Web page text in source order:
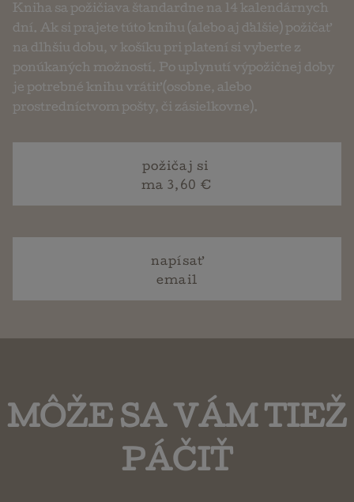
Kniha sa požičiava štandardne na 14 kalendárnych
dní. Ak si prajete túto knihu (alebo aj ďalšie) požičať
na dlhšiu dobu, v košíku pri platení si vyberte z
ponúkaných možností. Po uplynutí výpožičnej doby
je potrebné knihu vrátiť (osobne, alebo
prostredníctvom pošty, či zásielkovne).
požičaj si
ma 3,60 €
napísať
email
MÔŽE SA VÁM TIEŽ
PÁČIŤ